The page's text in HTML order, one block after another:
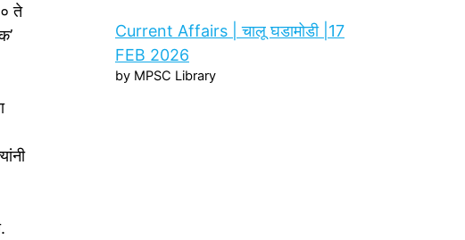
ते
Current Affairs | चालू घडामोडी |17
FEB 2026
by MPSC Library